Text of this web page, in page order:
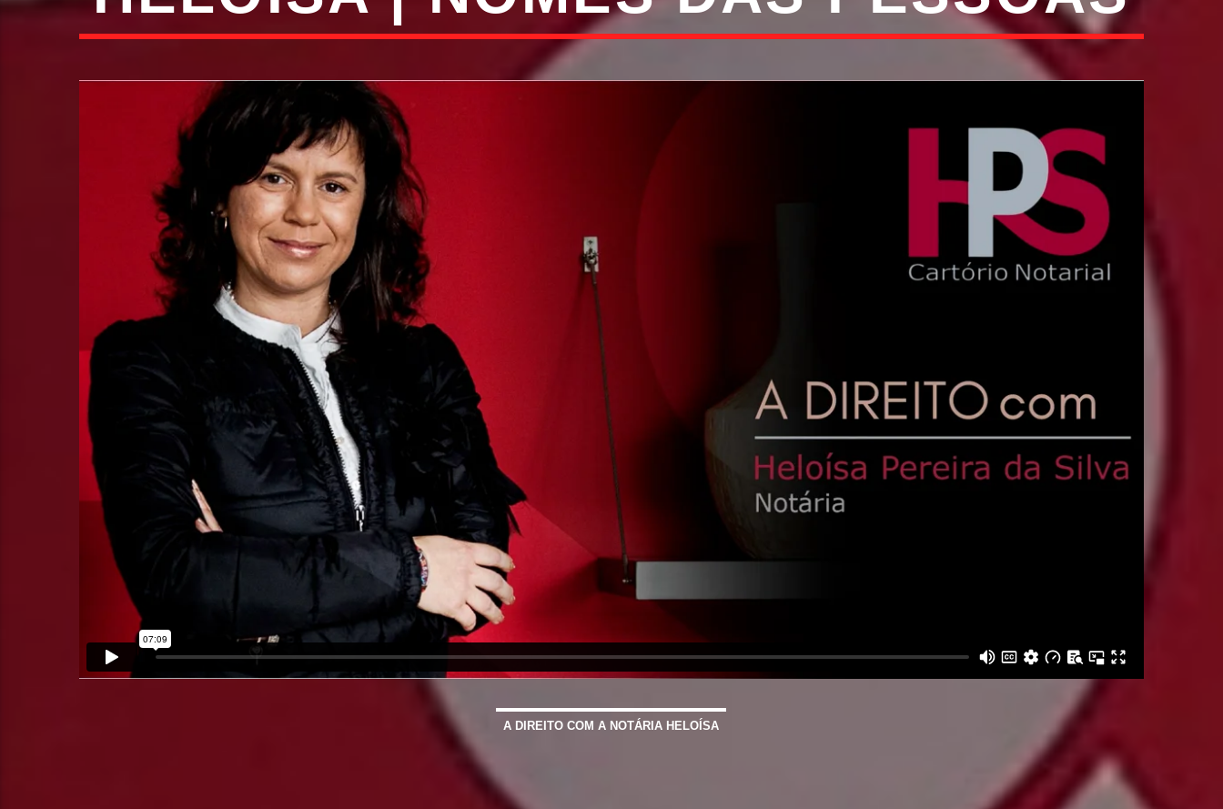
A DIREITO COM A NOTÁRIA HELOÍSA